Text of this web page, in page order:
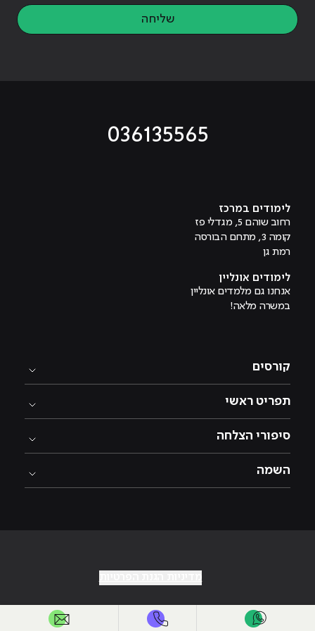
שליחה
036135565
לימודים במרכז
רחוב שוהם 5, מגדלי פז
קומה 3, מתחם הבורסה
רמת גן
לימודים אונליין
אנחנו גם מלמדים אונליין
במשרה מלאה!
קורסים
תפריט ראשי
סיפורי הצלחה
השמה